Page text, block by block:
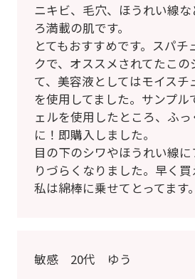
ニキビ、毛穴、ほうれい線
ろ満載の肌です。
とてもおすすめです。スパチ
クで、オススメされてたこの
て、美容液としてはモイスチ
を使用してました。サンプル
ェルを使用したところ、ふ
に！即購入しました。
目の下のシワやほうれい線
りづらくなりました。早く買
私は綿棒に乗せてとってます。
敏感 20代 ゆう